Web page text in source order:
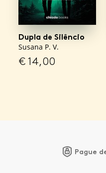
Dupla de Silêncio
Susana P. V.
€14,00
Pague